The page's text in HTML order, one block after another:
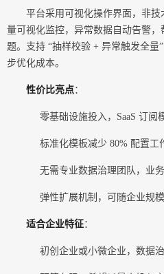
平台采用可视化操作界面，非
量可视化监控，异常数据自动告警，
题。支持 “抽样校验 + 异常触发全
步优化成本。
性价比亮点：
零基础设施投入，SaaS 订
标准化模板减少 80% 配置工
无需专业数据治理团队，业
弹性扩展机制，可随企业规
适合企业特征：
初创企业或小微企业，数据